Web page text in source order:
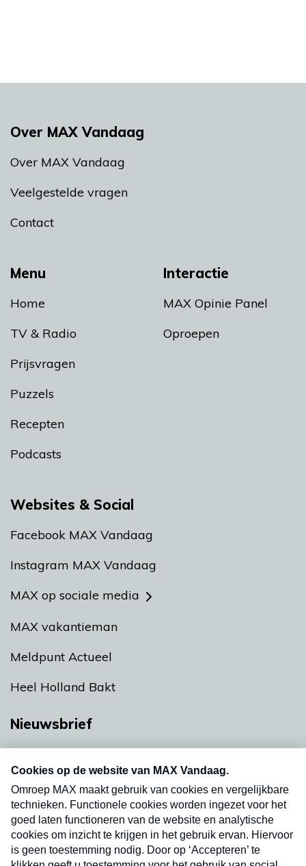
Menu
Home
TV & Radio
Prijsvragen
Puzzels
Recepten
Podcasts
Interactie
MAX Opinie Panel
Oproepen
Over MAX Vandaag
Over MAX Vandaag
Veelgestelde vragen
Contact
Websites & Social
Facebook MAX Vandaag
Instagram MAX Vandaag
MAX op sociale media
MAX vakantieman
Meldpunt Actueel
Heel Holland Bakt
Nieuwsbrief
nieuwsbrief. Elke vrijdag- en dinsdagochtend in
uw mailbox.
Verzend